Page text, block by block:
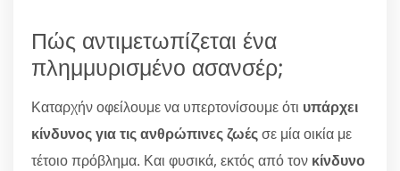
Πώς αντιμετωπίζεται ένα
πλημμυρισμένο ασανσέρ;
Καταρχήν οφείλουμε να υπερτονίσουμε ότι υπάρχει
κίνδυνος για τις ανθρώπινες ζωέςσε μία οικία με
τέτοιο πρόβλημα. Και φυσικά, εκτός από τον κίνδυνο